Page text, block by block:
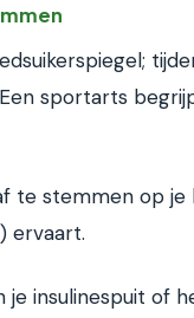
sportarts
te stemmen op
ervaart.
je insulinespuit of